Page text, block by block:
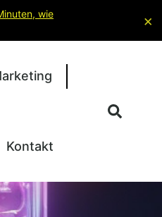
Kontakt
wie
×